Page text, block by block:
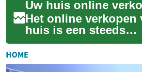
vastgoedmarkt. Het...
Het online verkopen
huis is een steeds
populairdere optie
in Nederland. Met de
aanpak en tools...
HOME